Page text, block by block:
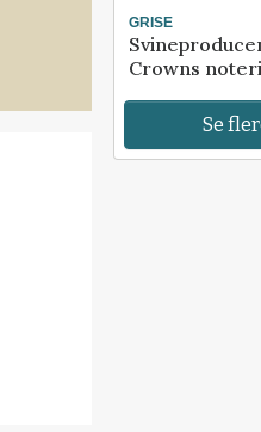
GRISE
Crowns
Se